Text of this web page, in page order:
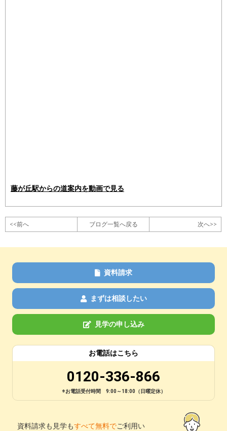
藤が丘駅からの道案内を動画で見る
<<前へ ブログ一覧へ戻る 次へ>>
資料請求
まずは相談したい
見学の申し込み
お電話はこちら
0120-336-866
※お電話受付時間 9:00～18:00（日曜定休）
資料請求も見学もすべて無料でご利用い